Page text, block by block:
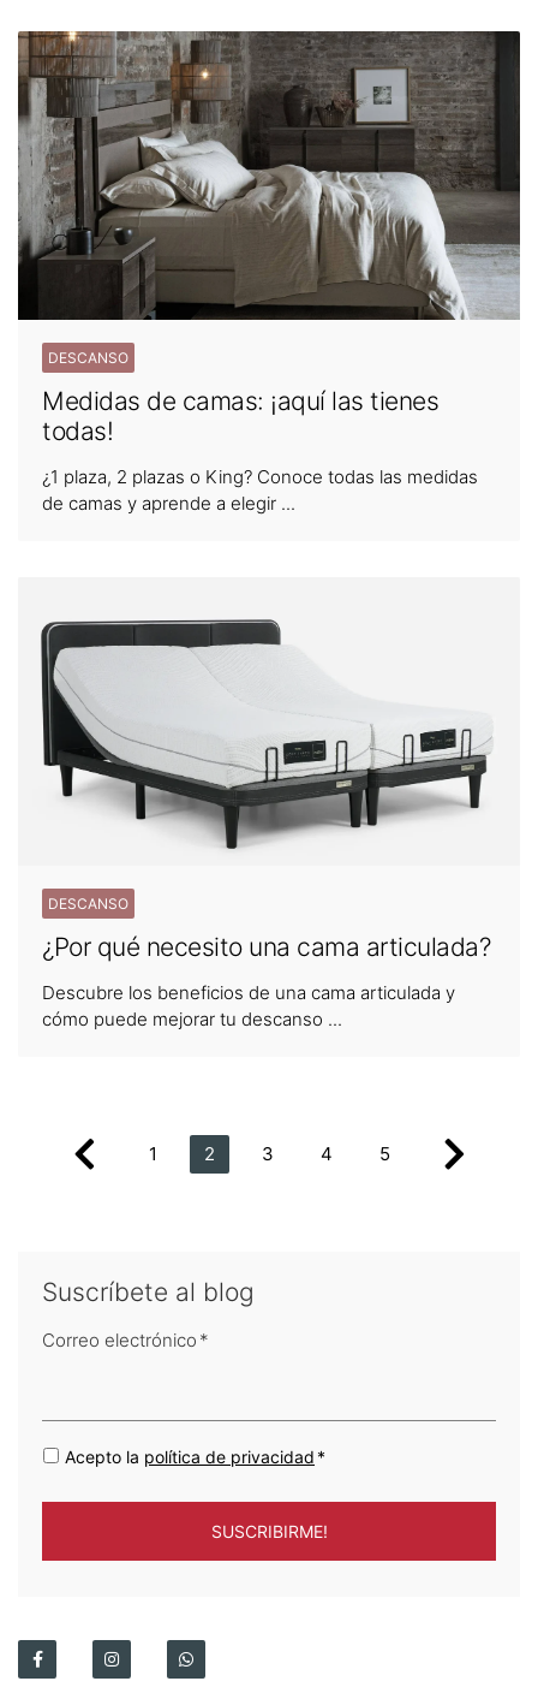
DESCANSO
Medidas de camas: ¡aquí las tienes
todas!
¿1 plaza, 2 plazas o King? Conoce todas las medidas
de camas y aprende a elegir ...
DESCANSO
¿Por qué necesito una cama articulada?
Descubre los beneficios de una cama articulada y
cómo puede mejorar tu descanso ...
1 2 3 4 5
Suscríbete al blog
Correo electrónico *
Acepto la política de privacidad *